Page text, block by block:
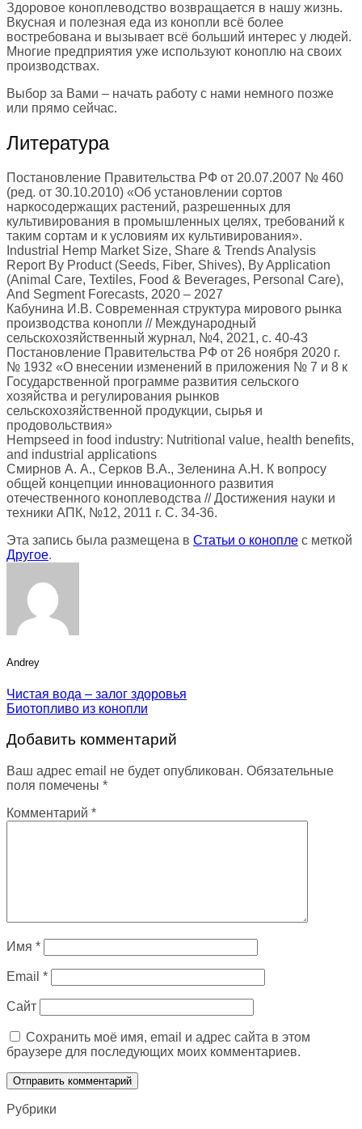
Здоровое коноплеводство возвращается в нашу жизнь.
Вкусная и полезная еда из конопли всё более
востребована и вызывает всё больший интерес у людей.
Многие предприятия уже используют коноплю на своих
производствах.
Выбор за Вами – начать работу с нами немного позже
или прямо сейчас.
Литература
Постановление Правительства РФ от 20.07.2007 № 460
(ред. от 30.10.2010) «Об установлении сортов
наркосодержащих растений, разрешенных для
культивирования в промышленных целях, требований к
таким сортам и к условиям их культивирования».
Industrial Hemp Market Size, Share & Trends Analysis
Report By Product (Seeds, Fiber, Shives), By Application
(Animal Care, Textiles, Food & Beverages, Personal Care),
And Segment Forecasts, 2020 – 2027
Кабунина И.В. Современная структура мирового рынка
производства конопли // Международный
сельскохозяйственный журнал, №4, 2021, с. 40-43
Постановление Правительства РФ от 26 ноября 2020 г.
№ 1932 «О внесении изменений в приложения № 7 и 8 к
Государственной программе развития сельского
хозяйства и регулирования рынков
сельскохозяйственной продукции, сырья и
продовольствия»
Hempseed in food industry: Nutritional value, health benefits,
and industrial applications
Смирнов А. А., Серков В.А., Зеленина А.Н. К вопросу
общей концепции инновационного развития
отечественного коноплеводства // Достижения науки и
техники АПК, №12, 2011 г. С. 34-36.
Эта запись была размещена в Статьи о конопле с меткой
Другое.
Andrey
Чистая вода – залог здоровья
Биотопливо из конопли
Добавить комментарий
Ваш адрес email не будет опубликован. Обязательные
поля помечены *
Комментарий *
Имя *
Email *
Сайт
Сохранить моё имя, email и адрес сайта в этом
браузере для последующих моих комментариев.
Рубрики